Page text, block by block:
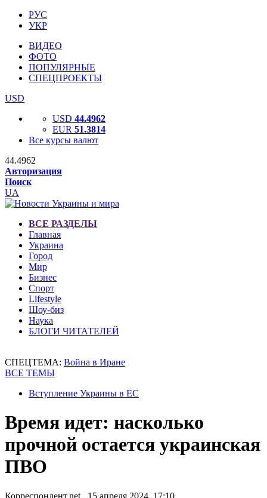
РУС
УКР
ВИДЕО
ФОТО
ПОПУЛЯРНЫЕ
СПЕЦПРОЕКТЫ
USD
USD 44.4962
EUR 51.3814
Все курсы валют
44.4962
Авторизация
Поиск
UA
ВСЕ РАЗДЕЛЫ
Главная
Украина
Город
Мир
Бизнес
Спорт
Lifestyle
Шоу-биз
Наука
БЛОГИ ЧИТАТЕЛЕЙ
СПЕЦТЕМА: Война в Иране
ВСЕ ТЕМЫ
Вступление Украины в ЕС
Время идет: насколько
прочной остается украинская
ПВО
Корреспондент.net, 15 апреля 2024, 17:10